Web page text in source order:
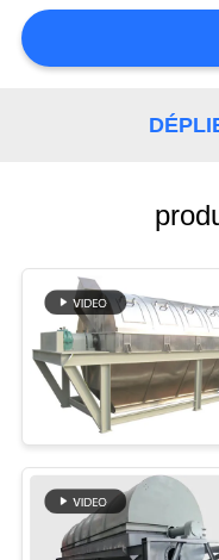
LA
QUALITÉ
UN DEVIS
PLAN
SITE
PRIVACY